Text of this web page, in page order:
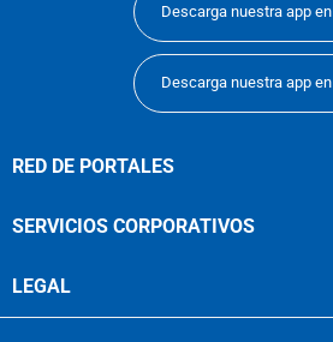
Descarga nuestra app en
Descarga nuestra app en
RED DE PORTALES
SERVICIOS CORPORATIVOS
LEGAL